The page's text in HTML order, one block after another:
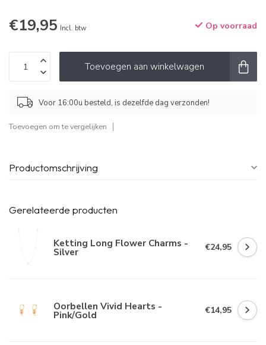
€19,95 Incl. btw Op voorraad
Toevoegen aan winkelwagen
Voor 16:00u besteld, is dezelfde dag verzonden!
Toevoegen om te vergelijken
Productomschrijving
Gerelateerde producten
Ketting Long Flower Charms -
Silver €24,95
Oorbellen Vivid Hearts -
Pink/Gold €14,95